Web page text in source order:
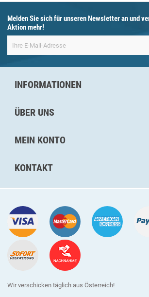
Melden Sie sich für unseren Newsletter an und
Aktion mehr!
INFORMATIONEN
ÜBER UNS
MEIN KONTO
KONTAKT
Wir verschicken täglich aus Österreich!